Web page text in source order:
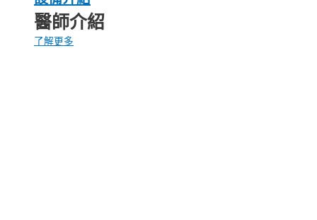
醫師介紹
了解更多